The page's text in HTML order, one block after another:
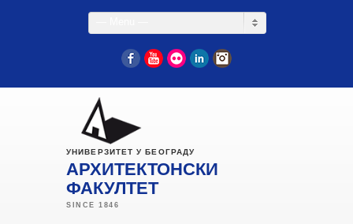
FacebookYouTube
Flickr LinkedIn
УНИВЕРЗИТЕТ У БЕОГРАДУ
АРХИТЕКТОНСКИ
ФАКУЛТЕТ